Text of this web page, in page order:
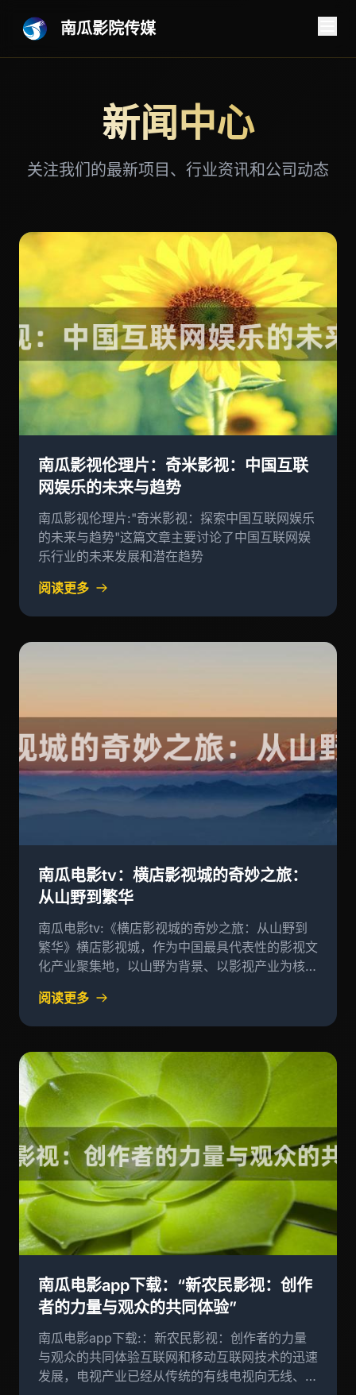
南瓜影院传媒
新闻中心
关注我们的最新项目、行业资讯和公司动态
南瓜影视伦理片：奇米影视：中国互联
网娱乐的未来与趋势
南瓜影视伦理片:"奇米影视：探索中国互联网娱乐
的未来与趋势"这篇文章主要讨论了中国互联网娱
乐行业的未来发展和潜在趋势
阅读更多
南瓜电影tv：横店影视城的奇妙之旅：
从山野到繁华
南瓜电影tv:《横店影视城的奇妙之旅：从山野到
繁华》横店影视城，作为中国最具代表性的影视文
化产业聚集地，以山野为背景、以影视产业为核心
阅读更多
南瓜电影app下载：“新农民影视：创作
者的力量与观众的共同体验”
南瓜电影app下载:：新农民影视：创作者的力量
与观众的共同体验互联网和移动互联网技术的迅速
发展，电视产业已经从传统的有线电视向无线、无